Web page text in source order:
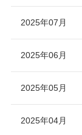
2025年07月
2025年06月
2025年05月
2025年04月